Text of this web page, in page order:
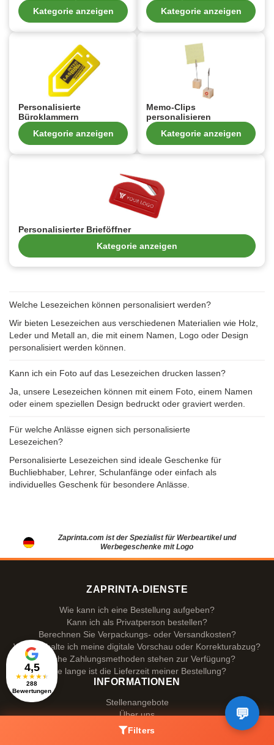
Kategorie anzeigen
Kategorie anzeigen
Personalisierte
Büroklammern
Kategorie anzeigen
Memo-Clips
personalisieren
Kategorie anzeigen
Personalisierter Brieföffner
Kategorie anzeigen
Welche Lesezeichen können personalisiert werden?
Wir bieten Lesezeichen aus verschiedenen Materialien wie Holz,
Leder und Metall an, die mit einem Namen, Logo oder Design
personalisiert werden können.
Kann ich ein Foto auf das Lesezeichen drucken lassen?
Ja, unsere Lesezeichen können mit einem Foto, einem Namen
oder einem speziellen Design bedruckt oder graviert werden.
Für welche Anlässe eignen sich personalisierte
Lesezeichen?
Personalisierte Lesezeichen sind ideale Geschenke für
Buchliebhaber, Lehrer, Schulanfänge oder einfach als
individuelles Geschenk für besondere Anlässe.
Zaprinta.com ist der Spezialist für Werbeartikel und
Werbegeschenke mit Logo
Filters
4,5
★★★★★
288
Bewertungen
ZAPRINTA-DIENSTE
Wie kann ich eine Bestellung aufgeben?
Kann ich als Privatperson bestellen?
Berechnen Sie Verpackungs- oder Versandkosten?
Wann erhalte ich meine digitale Vorschau oder Korrekturabzug?
Welche Zahlungsmethoden stehen zur Verfügung?
Wie lange ist die Lieferzeit meiner Bestellung?
INFORMATIONEN
Stellenangebote
Über uns
Allgemeine Verkaufsbedingungen